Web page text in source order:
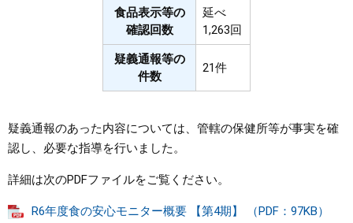
食品表示等の
確認回数
延べ
1,263回
疑義通報等の
件数
21件
疑義通報のあった内容については、管轄の保健所等が事実を確
認し、必要な指導を行いました。
詳細は次のPDFファイルをご覧ください。
R6年度食の安心モニター概要 【第4期】 （PDF：97KB）